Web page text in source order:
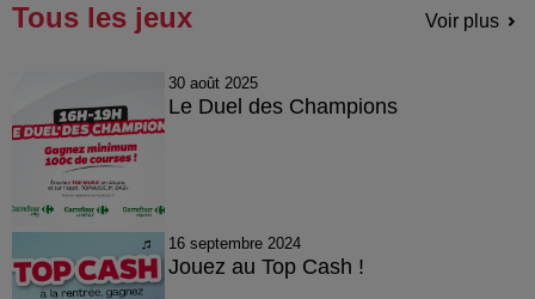
Tous les jeux Voir plus
30 août 2025
Le Duel des Champions
16 septembre 2024
Jouez au Top Cash !